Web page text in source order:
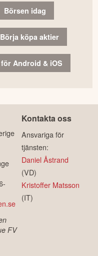
Börsen idag
Börja köpa aktier
Android & iOS
FV
Kontakta oss
Ansvariga för
tjänsten:
Daniel Åstrand
(VD)
Kristoffer Matsson
(IT)